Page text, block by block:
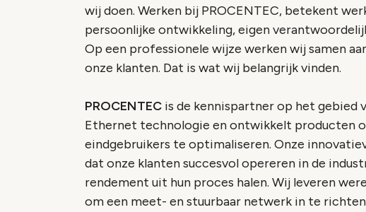
wij doen. Werken bij PROCENTEC, betekent
persoonlijke ontwikkeling, eigen
Op een professionele wijze werken wij samen
onze klanten. Dat is wat wij belangrijk vinden.
PROCENTEC is de kennispartner op het gebied
Ethernet technologie en ontwikkelt producten
eindgebruikers te optimaliseren. Onze
dat onze klanten succesvol opereren in de
rendement uit hun proces halen. Wij leveren
om een meet- en stuurbaar netwerk in te